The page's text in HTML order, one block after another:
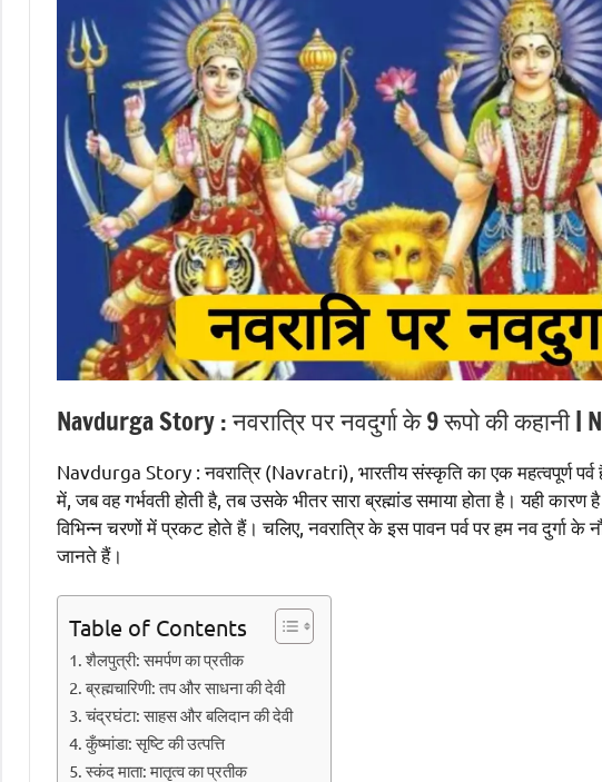
Navdurga Story : नवरात्रि पर नवदुर्गा के 9 रूपो की कहानी
Navdurga Story : नवरात्रि (Navratri), भारतीय संस्कृति का एक महत्वपूर्ण पर्व
में, जब वह गर्भवती होती है, तब उसके भीतर सारा ब्रह्मांड समाया होता है। यही
विभिन्न चरणों में प्रकट होते हैं। चलिए, नवरात्रि के इस पावन पर्व पर हम नव
जानते हैं।
Table of Contents
1. शैलपुत्री: समर्पण का प्रतीक
2. ब्रह्मचारिणी: तप और साधना की देवी
3. चंद्रघंटा: साहस और बलिदान की देवी
4. कुँष्मांडा: सृष्टि की उत्पत्ति
5. स्कंद माता: मातृत्व का प्रतीक